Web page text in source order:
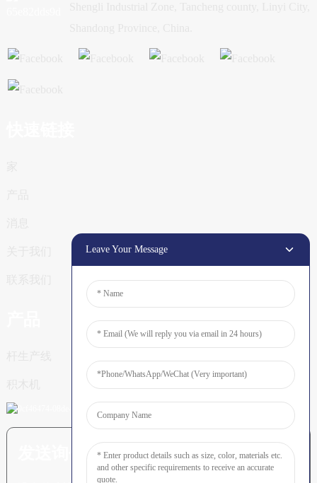
发送询价：准备了解更多信息
Leave Your Message